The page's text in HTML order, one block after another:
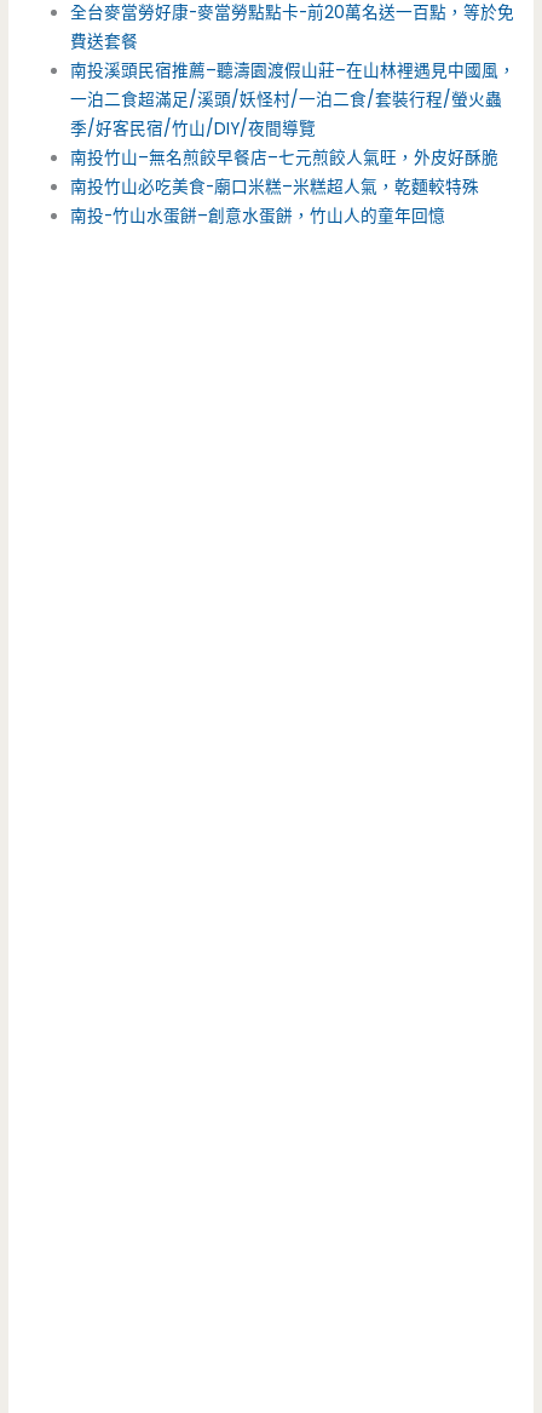
全台麥當勞好康-麥當勞點點卡-前20萬名送一百點，等於免
費送套餐
南投溪頭民宿推薦–聽濤園渡假山莊–在山林裡遇見中國風，
一泊二食超滿足/溪頭/妖怪村/一泊二食/套裝行程/螢火蟲
季/好客民宿/竹山/DIY/夜間導覽
南投竹山–無名煎餃早餐店–七元煎餃人氣旺，外皮好酥脆
南投竹山必吃美食-廟口米糕–米糕超人氣，乾麵較特殊
南投-竹山水蛋餅–創意水蛋餅，竹山人的童年回憶